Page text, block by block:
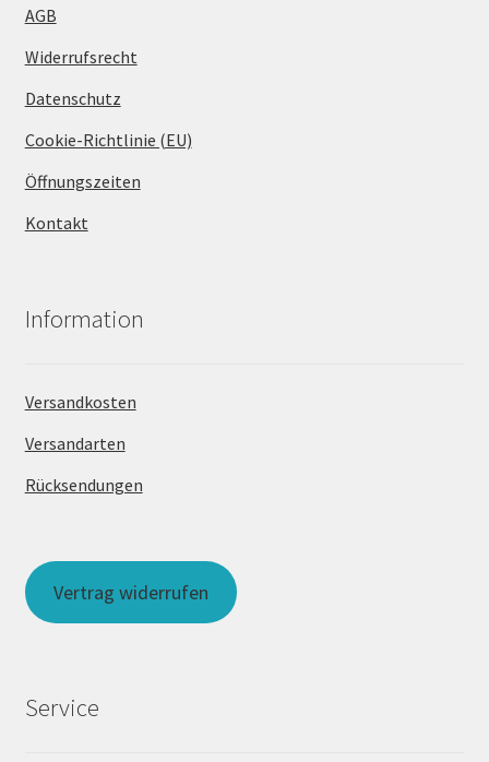
AGB
Widerrufsrecht
Datenschutz
Cookie-Richtlinie (EU)
Öffnungszeiten
Kontakt
Information
Versandkosten
Versandarten
Rücksendungen
Vertrag widerrufen
Service